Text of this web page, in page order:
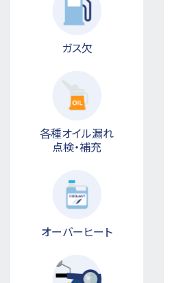
ガス欠
各種オイル漏れ
点検・補充
オーバーヒート